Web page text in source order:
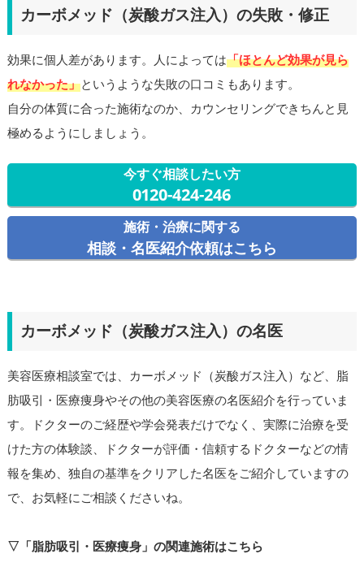
カーボメッド（炭酸ガス注入）の失敗・修正
効果に個人差があります。人によっては「ほとんど効果が見ら
れなかった」というような失敗の口コミもあります。
自分の体質に合った施術なのか、カウンセリングできちんと見
極めるようにしましょう。
今すぐ相談したい方
0120-424-246
施術・治療に関する
相談・名医紹介依頼はこちら
カーボメッド（炭酸ガス注入）の名医
美容医療相談室では、カーボメッド（炭酸ガス注入）など、脂
肪吸引・医療痩身やその他の美容医療の名医紹介を行っていま
す。ドクターのご経歴や学会発表だけでなく、実際に治療を受
けた方の体験談、ドクターが評価・信頼するドクターなどの情
報を集め、独自の基準をクリアした名医をご紹介していますの
で、お気軽にご相談くださいね。
▽「脂肪吸引・医療痩身」の関連施術はこちら